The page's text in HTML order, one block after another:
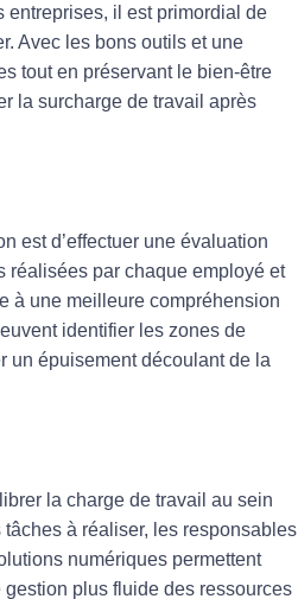
entreprises, il est primordial de
Avec les bons outils et une
tout en préservant le bien-être
la surcharge de travail après
est d’effectuer une évaluation
réalisées par chaque employé et
à une meilleure compréhension
identifier les zones de
un épuisement découlant de la
la charge de travail au sein
à réaliser, les responsables
numériques permettent
plus fluide des ressources